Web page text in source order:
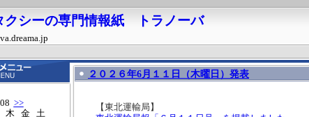
クシーの専門情報紙 トラノーバ
>>
木 金
土
２０２６年6月１１日（木曜日）発表
【東北運輸局】